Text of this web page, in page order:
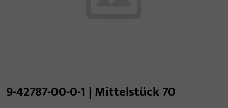
9-42787-00-0-1 | Mittelstück 70